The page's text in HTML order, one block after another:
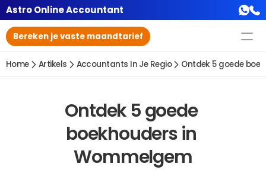
Astro Online Accountant
Bereken je vaste maandtarief
Home Artikels Accountants In Je Regio Ontdek 5 goede
Ontdek 5 goede
boekhouders in
Wommelgem